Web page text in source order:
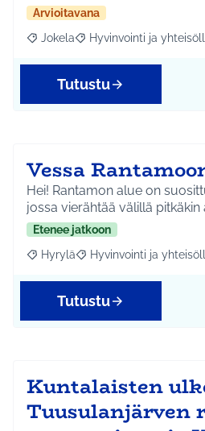
Arvioitavana
Rajaa tulokset aihepiirin mukaan:
Jokela Rajaa tulokset teeman
Hyvinvointi ja
Tutustu
Vessa
Hei! Rantamon alue on
jossa vierähtää välillä pitkäkin
Etenee jatkoon
Rajaa tulokset aihepiirin mukaan:
Hyrylä Rajaa tulokset teeman
Hyvinvointi ja
Tutustu
Kuntalaisten
Tuusulanjärven